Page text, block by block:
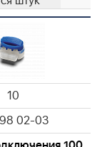
10
02-03